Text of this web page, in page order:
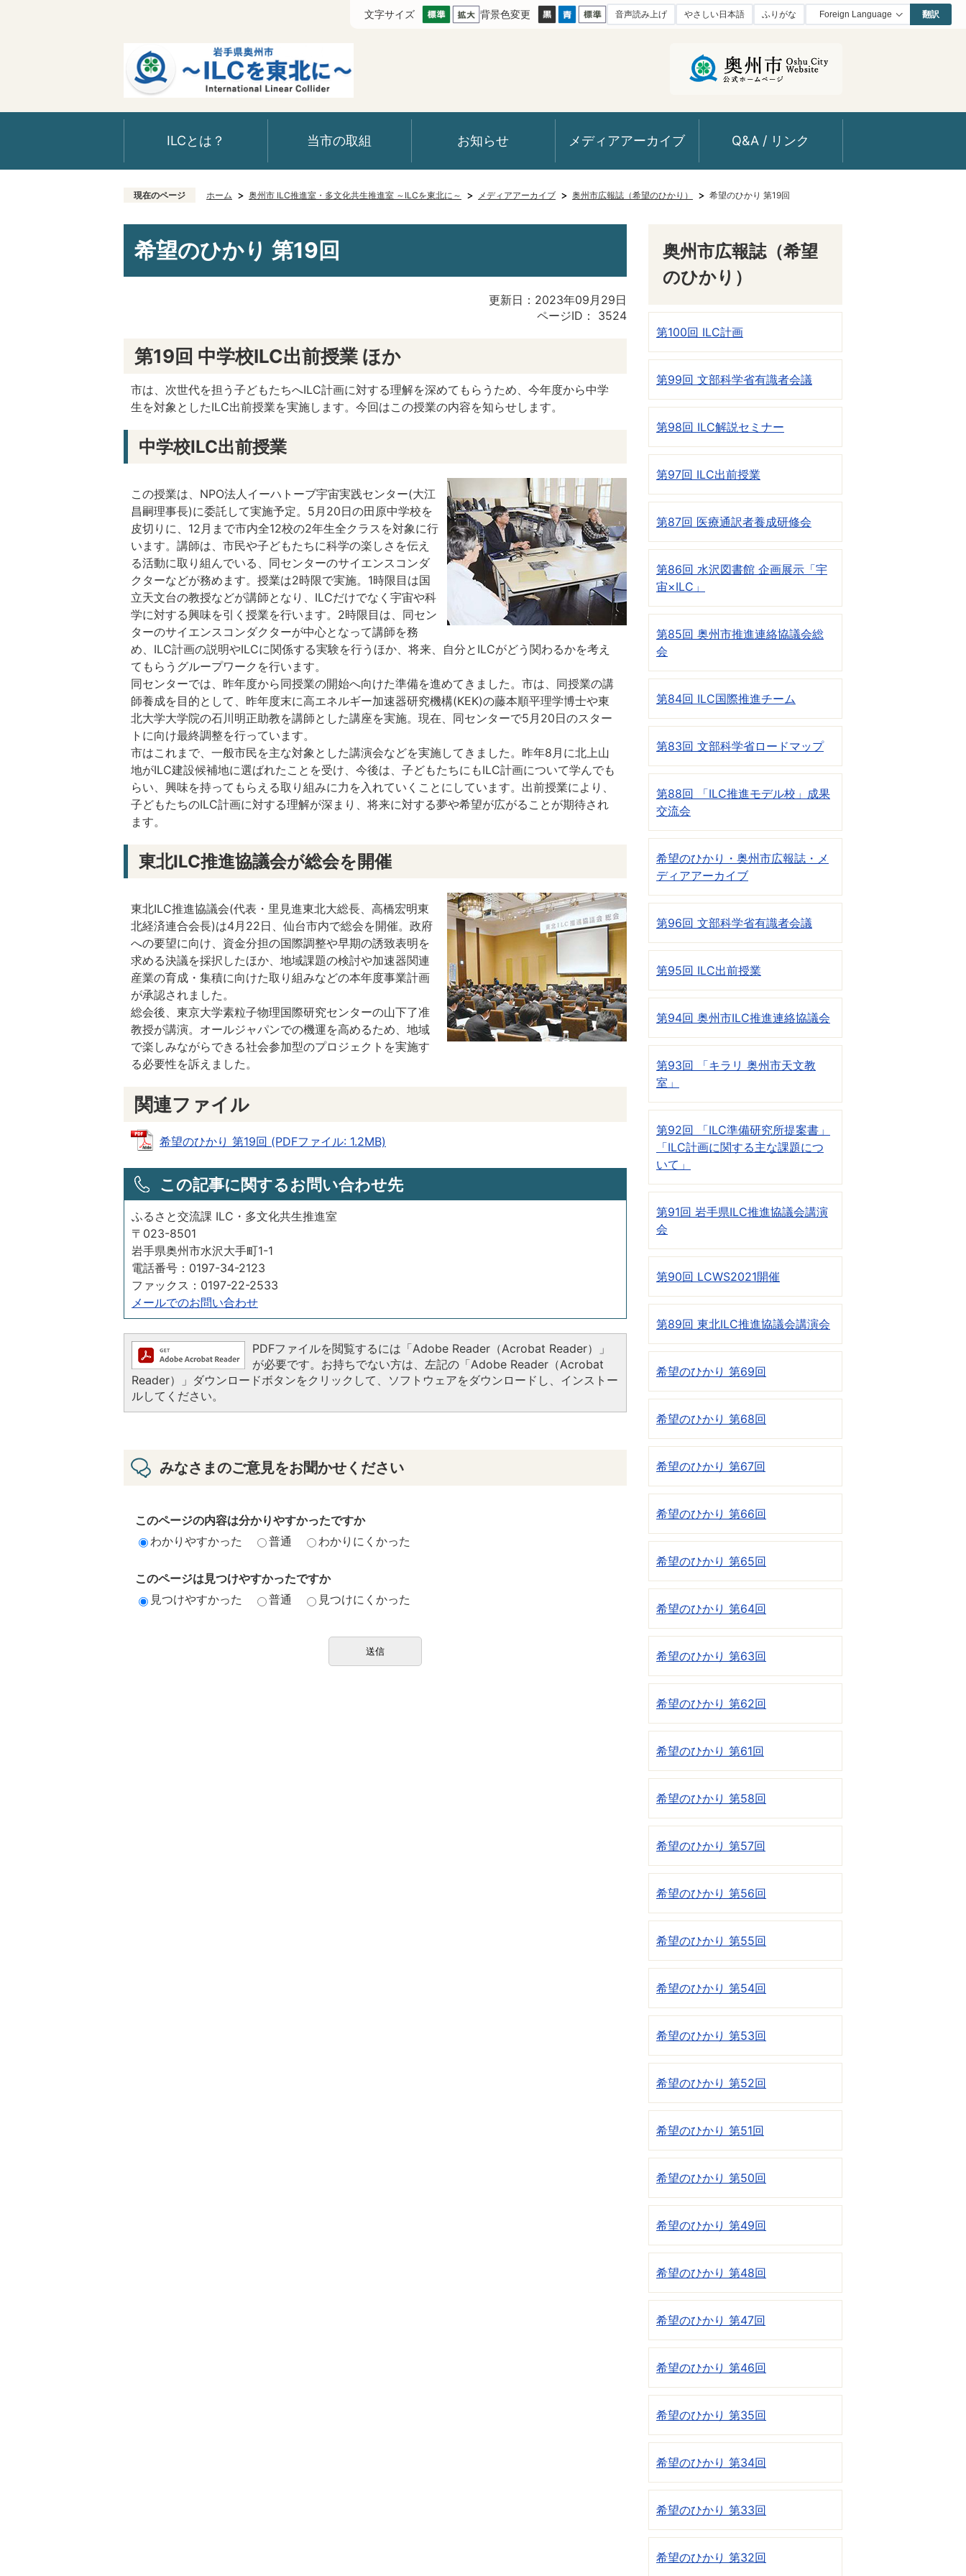
文字サイズ 背景色変更 音声読み上げ やさしい日本語 ふりがな 翻訳
ILCとは？ 当市の取組 お知らせ メディアアーカイブ Q&A / リンク
現在のページ ホーム 奥州市 ILC推進室・多文化共生推進室 ～ILCを東北に～ メディアアーカイブ 奥州市広報誌（希望のひかり） 希望のひかり 第19回
希望のひかり 第19回
更新日：2023年09月29日
ページID：
3524
第19回 中学校ILC出前授業 ほか
市は、次世代を担う子どもたちへILC計画に対する理解を深めてもらうため、今年度から中学
生を対象としたILC出前授業を実施します。今回はこの授業の内容を知らせします。
中学校ILC出前授業
この授業は、NPO法人イーハトーブ宇宙実践センター(大江
昌嗣理事長)に委託して実施予定。5月20日の田原中学校を
皮切りに、12月まで市内全12校の2年生全クラスを対象に行
います。講師は、市民や子どもたちに科学の楽しさを伝え
る活動に取り組んでいる、同センターのサイエンスコンダ
クターなどが務めます。授業は2時限で実施。1時限目は国
立天文台の教授などが講師となり、ILCだけでなく宇宙や科
学に対する興味を引く授業を行います。2時限目は、同セン
ターのサイエンスコンダクターが中心となって講師を務
め、ILC計画の説明やILCに関係する実験を行うほか、将来、自分とILCがどう関わるかを考え
てもらうグループワークを行います。
同センターでは、昨年度から同授業の開始へ向けた準備を進めてきました。市は、同授業の講
師養成を目的として、昨年度末に高エネルギー加速器研究機構(KEK)の藤本順平理学博士や東
北大学大学院の石川明正助教を講師とした講座を実施。現在、同センターで5月20日のスター
トに向け最終調整を行っています。
市はこれまで、一般市民を主な対象とした講演会などを実施してきました。昨年8月に北上山
地がILC建設候補地に選ばれたことを受け、今後は、子どもたちにもILC計画について学んでも
らい、興味を持ってもらえる取り組みに力を入れていくことにしています。出前授業により、
子どもたちのILC計画に対する理解が深まり、将来に対する夢や希望が広がることが期待され
ます。
東北ILC推進協議会が総会を開催
東北ILC推進協議会(代表・里見進東北大総長、高橋宏明東
北経済連合会長)は4月22日、仙台市内で総会を開催。政府
への要望に向け、資金分担の国際調整や早期の誘致表明を
求める決議を採択したほか、地域課題の検討や加速器関連
産業の育成・集積に向けた取り組みなどの本年度事業計画
が承認されました。
総会後、東京大学素粒子物理国際研究センターの山下了准
教授が講演。オールジャパンでの機運を高めるため、地域
で楽しみながらできる社会参加型のプロジェクトを実施す
る必要性を訴えました。
関連ファイル
希望のひかり 第19回 (PDFファイル: 1.2MB)
この記事に関するお問い合わせ先
ふるさと交流課 ILC・多文化共生推進室
〒023-8501
岩手県奥州市水沢大手町1-1
電話番号：0197-34-2123
ファックス：0197-22-2533
メールでのお問い合わせ
PDFファイルを閲覧するには「Adobe Reader（Acrobat Reader）」
が必要です。お持ちでない方は、左記の「Adobe Reader（Acrobat
Reader）」ダウンロードボタンをクリックして、ソフトウェアをダウンロードし、インストー
ルしてください。
みなさまのご意見をお聞かせください
このページの内容は分かりやすかったですか
わかりやすかった
普通 わかりにくかった
このページは見つけやすかったですか
見つけやすかった
普通 見つけにくかった
奥州市広報誌（希望
のひかり）
第100回 ILC計画
第99回 文部科学省有識者会議
第98回 ILC解説セミナー
第97回 ILC出前授業
第87回 医療通訳者養成研修会
第86回 水沢図書館 企画展示「宇
宙×ILC」
第85回 奥州市推進連絡協議会総
会
第84回 ILC国際推進チーム
第83回 文部科学省ロードマップ
第88回 「ILC推進モデル校」成果
交流会
希望のひかり・奥州市広報誌・メ
ディアアーカイブ
第96回 文部科学省有識者会議
第95回 ILC出前授業
第94回 奥州市ILC推進連絡協議会
第93回 「キラリ 奥州市天文教
室」
第92回 「ILC準備研究所提案書」
「ILC計画に関する主な課題につ
いて」
第91回 岩手県ILC推進協議会講演
会
第90回 LCWS2021開催
第89回 東北ILC推進協議会講演会
希望のひかり 第69回
希望のひかり 第68回
希望のひかり 第67回
希望のひかり 第66回
希望のひかり 第65回
希望のひかり 第64回
希望のひかり 第63回
希望のひかり 第62回
希望のひかり 第61回
希望のひかり 第58回
希望のひかり 第57回
希望のひかり 第56回
希望のひかり 第55回
希望のひかり 第54回
希望のひかり 第53回
希望のひかり 第52回
希望のひかり 第51回
希望のひかり 第50回
希望のひかり 第49回
希望のひかり 第48回
希望のひかり 第47回
希望のひかり 第46回
希望のひかり 第35回
希望のひかり 第34回
希望のひかり 第33回
希望のひかり 第32回